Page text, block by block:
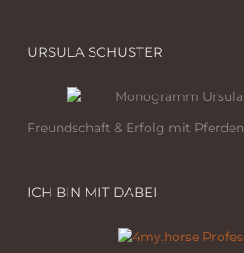
URSULA SCHUSTER
Freundschaft & Erfolg mit Pferden
ICH BIN MIT DABEI